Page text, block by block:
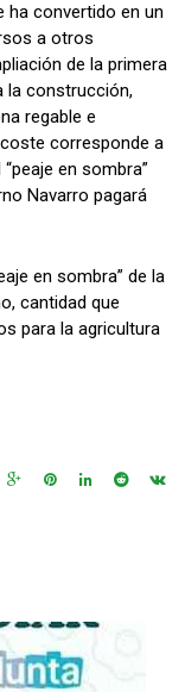
ha convertido en un
a otros
de la primera
la construcción,
regable e
corresponde a
en sombra”
Navarro pagará
en sombra” de la
cantidad que
para la agricultura